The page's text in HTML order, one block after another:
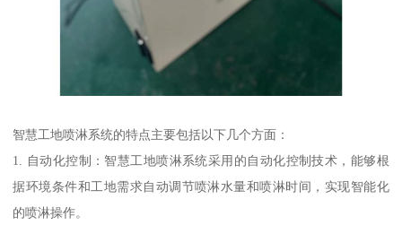
智慧工地喷淋系统的特点主要包括以下几个方面：
1. 自动化控制：智慧工地喷淋系统采用的自动化控制技术，能够根
据环境条件和工地需求自动调节喷淋水量和喷淋时间，实现智能化
的喷淋操作。